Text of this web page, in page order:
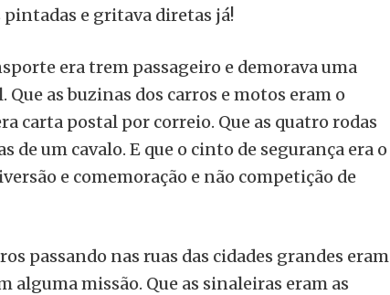
e gritava diretas já!
era trem passageiro e demorava uma
Que as buzinas dos carros e motos eram o
carta postal por correio. Que as quatro rodas
de um cavalo. E que o cinto de segurança era o
e comemoração e não competição de
passando nas ruas das cidades grandes eram
alguma missão. Que as sinaleiras eram as